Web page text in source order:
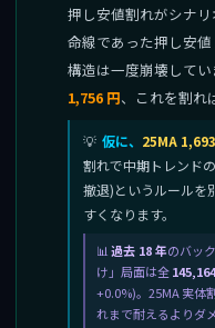
押し安値割れがシナ
命線であった押し安値
構造は一度崩壊して
1,756 円、これを割れ
仮に、 25MA
割れで中期トレンド
撤退)というルールを
すくなります。
過去 18 年のバッ
け」局面は全
+0.0%)。25MA 実体
れまで耐えるよりダ